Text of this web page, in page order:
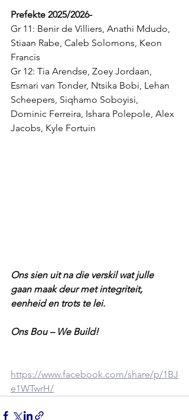
Prefekte 2025/2026-
Gr 11: Benir de Villiers, Anathi Mdudo,
Stiaan Rabe, Caleb Solomons, Keon
Francis
Gr 12: Tia Arendse, Zoey Jordaan,
Esmari van Tonder, Ntsika Bobi, Lehan
Scheepers, Siqhamo Soboyisi,
Dominic Ferreira, Ishara Polepole, Alex
Jacobs, Kyle Fortuin
Ons sien uit na die verskil wat julle
gaan maak deur met integriteit,
eenheid en trots te lei.
Ons Bou – We Build!
https://www.facebook.com/share/p/1BJ
e1WTwrH/